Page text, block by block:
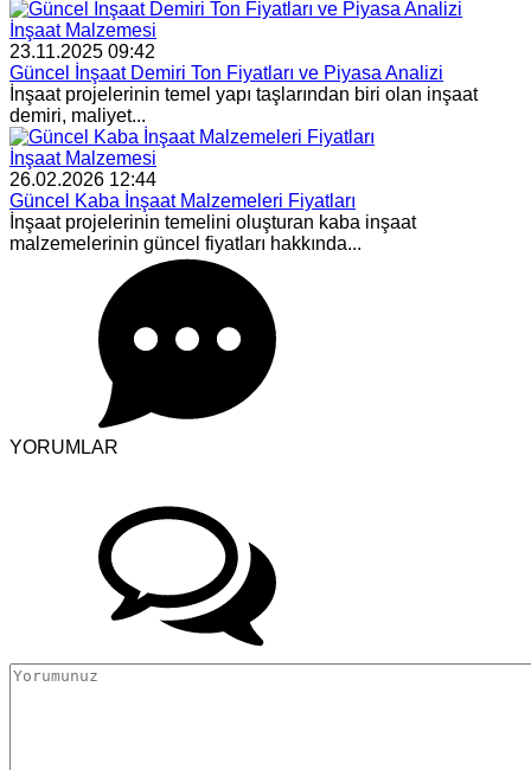
İnşaat Malzemesi
23.11.2025 09:42
Güncel İnşaat Demiri Ton Fiyatları ve Piyasa Analizi
İnşaat projelerinin temel yapı taşlarından biri olan inşaat
demiri, maliyet...
İnşaat Malzemesi
26.02.2026 12:44
Güncel Kaba İnşaat Malzemeleri Fiyatları
İnşaat projelerinin temelini oluşturan kaba inşaat
malzemelerinin güncel fiyatları hakkında...
YORUMLAR